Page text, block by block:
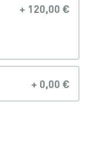
+ 120,00 €
+ 0,00 €